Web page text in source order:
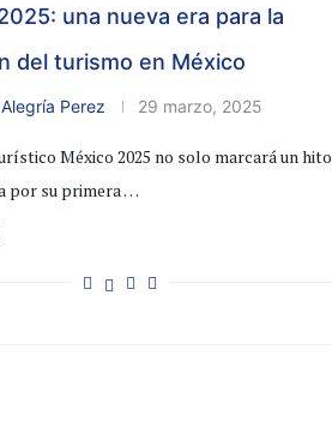
una nueva era para la
del turismo en México
Perez 29 marzo, 2025
México 2025 no solo marcará un hito
por su primera …